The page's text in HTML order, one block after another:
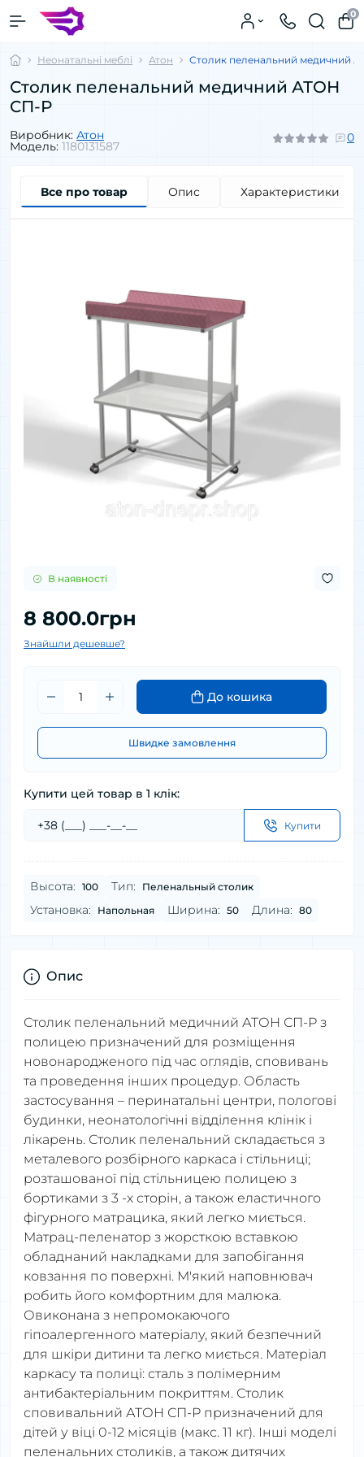
0
Неонатальні меблі Атон Столик пеленальний медичний
Столик пеленальний медичний АТОН
СП-Р
Виробник: Атон
Модель: 1180131587
0
Все про товар Опис Характеристики
В наявності
8 800.0грн
Знайшли дешевше?
До кошика
Швидке замовлення
Купити цей товар в 1 клік:
Купити
Высота: 100 Тип: Пеленальный столик
Установка: Напольная Ширина: 50 Длина: 80
Опис
Столик пеленальний медичний АТОН СП-Р з
полицею призначений для розміщення
новонародженого під час оглядів, сповивань
та проведення інших процедур. Область
застосування – перинатальні центри, пологові
будинки, неонатологічні відділення клінік і
лікарень. Столик пеленальний складається з
металевого розбірного каркаса і стільниці;
розташованої під стільницею полицею з
бортиками з 3 -х сторін, а також еластичного
фігурного матрацика, який легко миється.
Матрац-пеленатор з жорсткою вставкою
обладнаний накладками для запобігання
ковзання по поверхні. М'який наповнювач
робить його комфортним для малюка.
Овиконана з непромокаючого
гіпоалергенного матеріалу, який безпечний
для шкіри дитини та легко миється. Матеріал
каркасу та полиці: сталь з полімерним
антибактеріальним покриттям. Столик
сповивальний АТОН СП-Р призначений для
дітей у віці 0-12 місяців (макс. 11 кг). Інші моделі
пеленальних столиків, а також дитячих